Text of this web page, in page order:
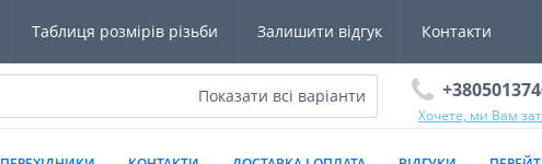
Таблиця розмірів різьби Залишити відгук Контакти
Показати всі варіанти
Хочете, ми Вам